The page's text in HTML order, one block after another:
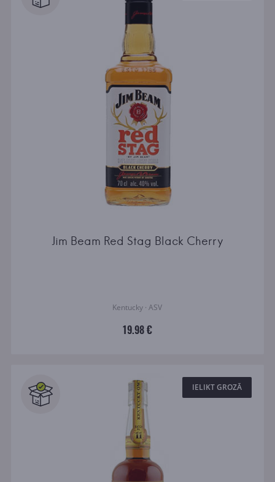
Jim Beam Red Stag Black Cherry
Kentucky · ASV
19.98 €
IELIKT GROZĀ